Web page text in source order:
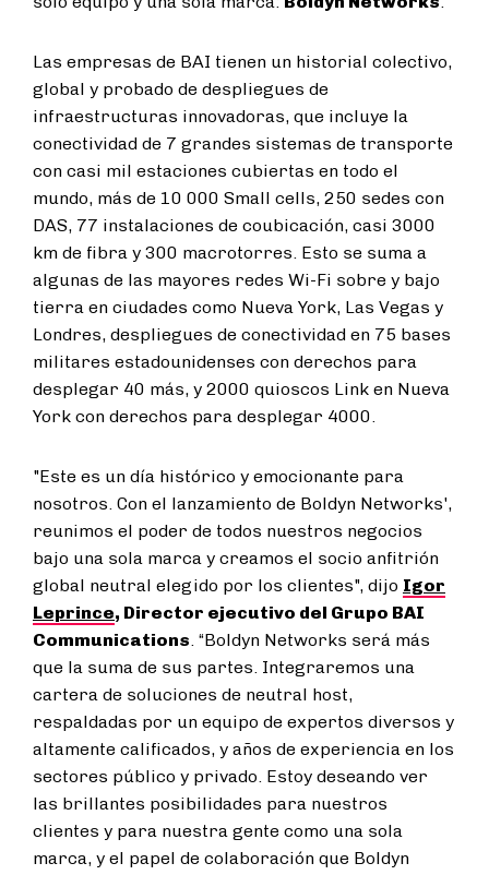
Las empresas de BAI tienen un historial colectivo,
global y probado de despliegues de
infraestructuras innovadoras, que incluye la
conectividad de 7 grandes sistemas de transporte
con casi mil estaciones cubiertas en todo el
mundo, más de 10 000 Small cells, 250 sedes con
DAS, 77 instalaciones de coubicación, casi 3000
km de fibra y 300 macrotorres. Esto se suma a
algunas de las mayores redes Wi-Fi sobre y bajo
tierra en ciudades como Nueva York, Las Vegas y
Londres, despliegues de conectividad en 75 bases
militares estadounidenses con derechos para
desplegar 40 más, y 2000 quioscos Link en Nueva
York con derechos para desplegar 4000.
"Este es un día histórico y emocionante para
nosotros. Con el lanzamiento de Boldyn Networks',
reunimos el poder de todos nuestros negocios
bajo una sola marca y creamos el socio anfitrión
global neutral elegido por los clientes", dijo Igor
Leprince, Director ejecutivo del Grupo BAI
Communications. “Boldyn Networks será más
que la suma de sus partes. Integraremos una
cartera de soluciones de neutral host,
respaldadas por un equipo de expertos diversos y
altamente calificados, y años de experiencia en los
sectores público y privado. Estoy deseando ver
las brillantes posibilidades para nuestros
clientes y para nuestra gente como una sola
marca, y el papel de colaboración que Boldyn